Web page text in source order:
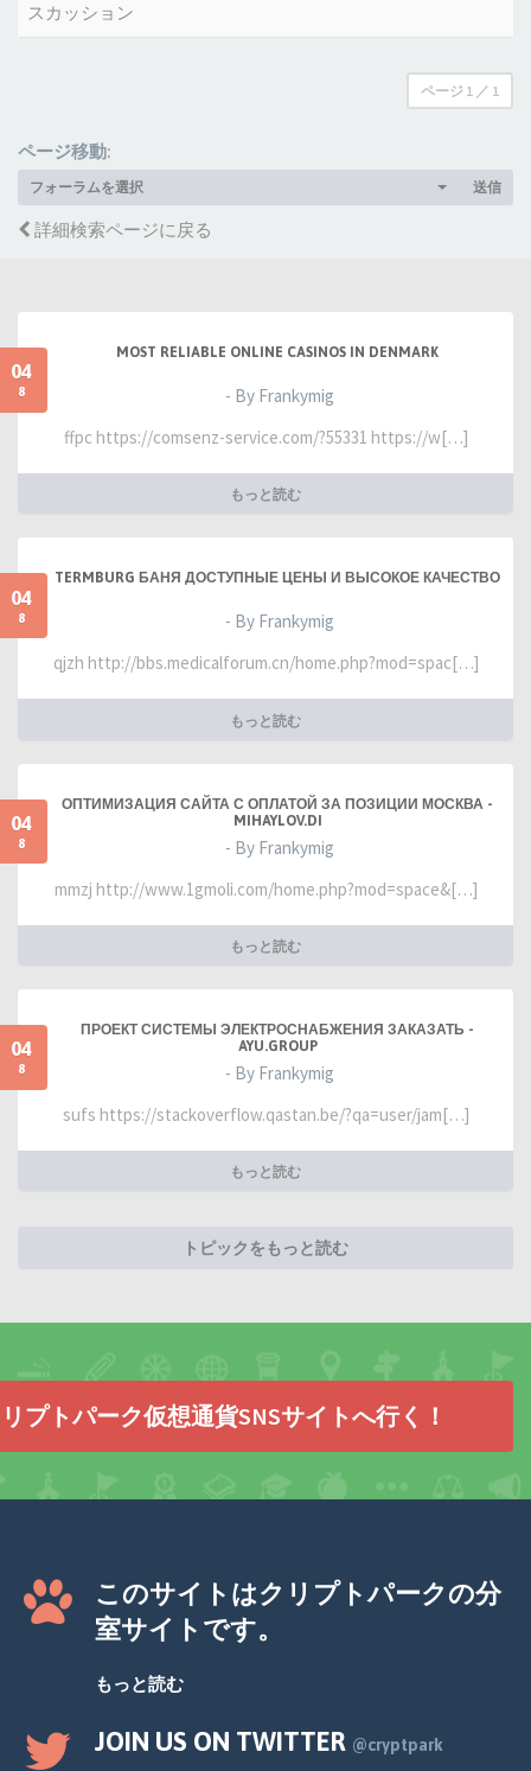
スカッション
ページ 1 ／ 1
ページ移動:
フォーラムを選択 送信
詳細検索ページに戻る
04
8
MOST RELIABLE ONLINE CASINOS IN DENMARK
- By Frankymig
ffpc https://comsenz-service.com/?55331 https://w[…]
もっと読む
04
8
TERMBURG БАНЯ ДОСТУПНЫЕ ЦЕНЫ И ВЫСОКОЕ КАЧЕСТВО
- By Frankymig
qjzh http://bbs.medicalforum.cn/home.php?mod=spac[…]
もっと読む
04
8
ОПТИМИЗАЦИЯ САЙТА С ОПЛАТОЙ ЗА ПОЗИЦИИ МОСКВА -
MIHAYLOV.DI
- By Frankymig
mmzj http://www.1gmoli.com/home.php?mod=space&[…]
もっと読む
04
8
ПРОЕКТ СИСТЕМЫ ЭЛЕКТРОСНАБЖЕНИЯ ЗАКАЗАТЬ -
AYU.GROUP
- By Frankymig
sufs https://stackoverflow.qastan.be/?qa=user/jam[…]
もっと読む
トピックをもっと読む
プトパーク仮想通貨SNSサイトへ行く！
このサイトはクリプトパークの分
室サイトです。
もっと読む
JOIN US ON TWITTER @cryptpark